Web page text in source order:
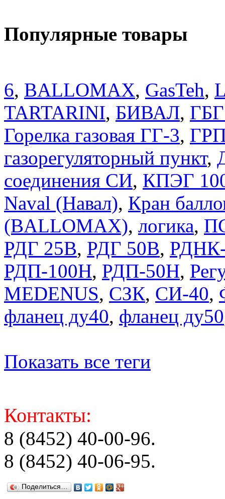
Популярные товары
6, BALLOMAX, GasTeh,
TARTARINI, БИВАЛ,
Горелка газовая ГГ-3,
газорегуляторный пункт,
соединения СИ, КПЭГ
Naval (Навал), Кран
(BALLOMAX), логика,
РДГ 25В, РДГ 50В,
РДП-100Н, РДП-50Н,
MEDENUS, СЗК, СИ-40,
фланец ду40, фланец ду50
Показать все теги
Контакты:
8 (8452) 40-00-96.
8 (8452) 40-06-95.
Поделиться…